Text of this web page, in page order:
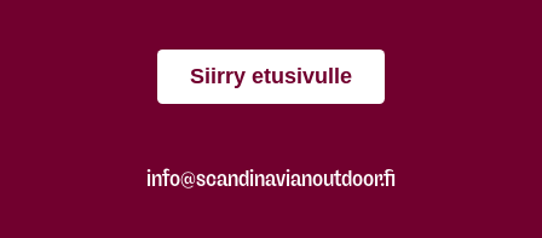
Siirry etusivulle
info@scandinavianoutdoor.fi